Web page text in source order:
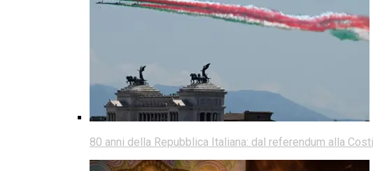
80 anni della Repubblica Italiana: dal referendum alla